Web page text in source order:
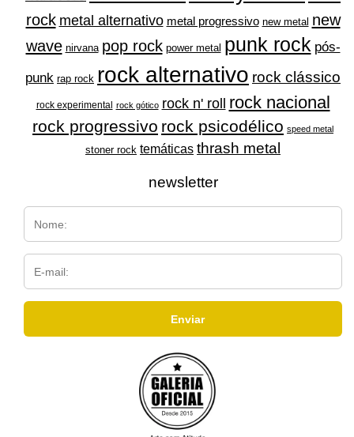
rock metal alternativo metal progressivo new metal new
wave nirvana pop rock power metal punk rock pós-
punk rap rock rock alternativo rock clássico
rock experimental rock gótico rock n' roll rock nacional
rock progressivo rock psicodélico speed metal
stoner rock temáticas thrash metal
newsletter